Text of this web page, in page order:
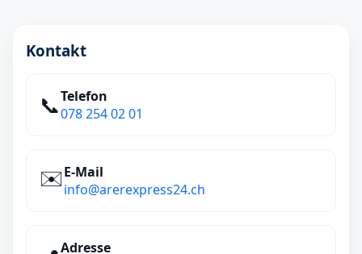
Kontakt
📞Telefon
078 254 02 01
✉️E‑Mail
info@arerexpress24.ch
Adresse